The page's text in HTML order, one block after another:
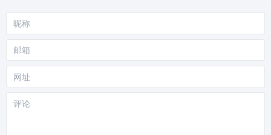
评
昵
称
邮
箱
网
站